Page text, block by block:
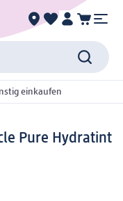
einkaufen
Pure Hydratint